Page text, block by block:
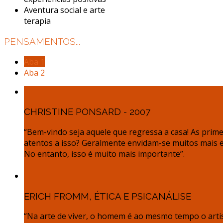
Aventura social e arte
terapia
PENSAMENTOS...
Aba 2
CHRISTINE PONSARD - 2007
“Bem-vindo seja aquele que regressa a casa! As
atentos a isso? Geralmente envidam-se muitos
No entanto, isso é muito mais importante”.
ERICH FROMM, ÉTICA E PSICANÁLISE
“Na arte de viver, o homem é ao mesmo tempo o